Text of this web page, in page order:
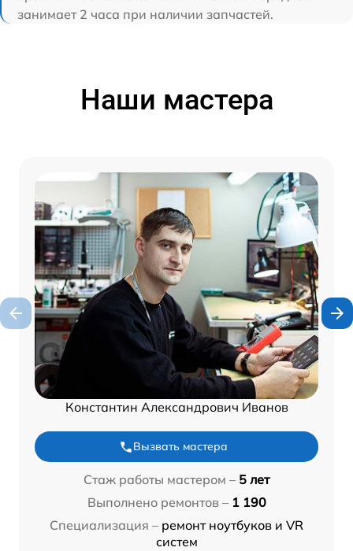
занимает 2 часа при наличии запчастей.
Наши мастера
Константин Александрович Иванов
Вызвать мастера
Стаж работы мастером – 5 лет
Выполнено ремонтов – 1 190
Специализация – ремонт ноутбуков и VR
систем